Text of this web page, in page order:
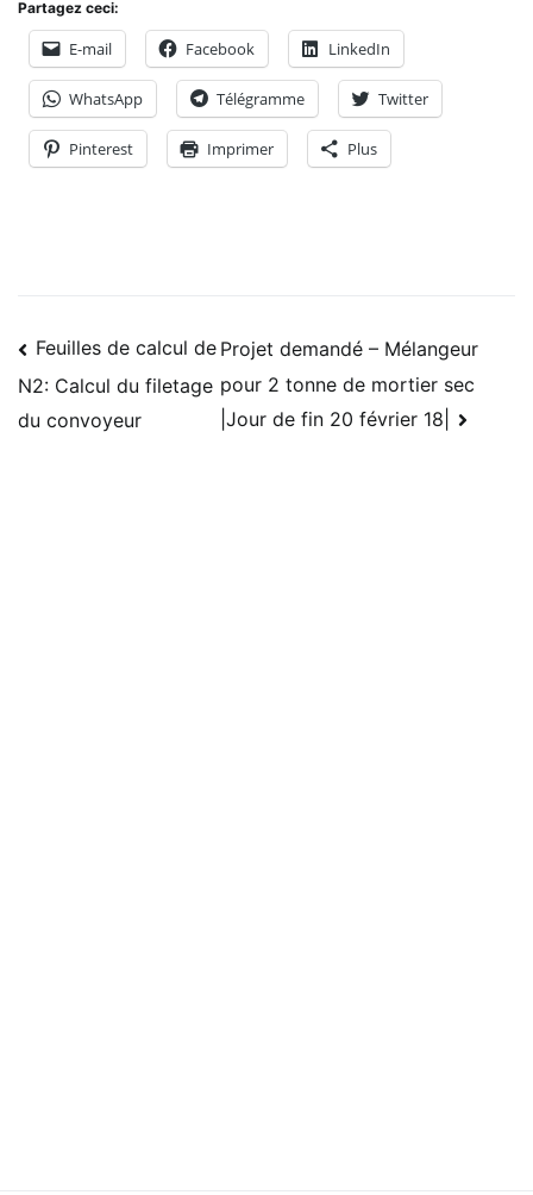
Partagez ceci:
E-mail Facebook LinkedIn
WhatsApp Télégramme Twitter
Pinterest Imprimer Plus
Navigation
des
Feuilles de calcul de
N2: Calcul du filetage
du convoyeur
Projet demandé – Mélangeur
pour 2 tonne de mortier sec
|Jour de fin 20 février 18|